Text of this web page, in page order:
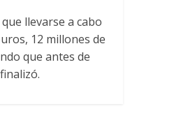
llevarse a cabo
12 millones de
que antes de